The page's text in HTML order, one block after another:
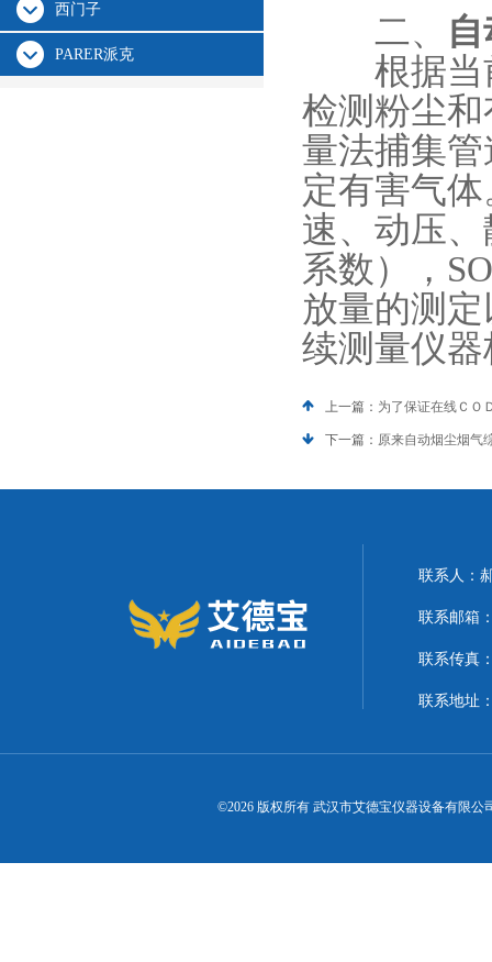
西门子
PARER派克
二、
根据当前
检测粉尘
量法捕集
定有害气
速、动压
系数），
放量的测
续测量仪
上一篇： 为了保证在线ＣＯ
下一篇： 原来自动烟尘烟气
联系人：
联系邮箱
联系传真
联系地址
©2026 版权所有 武汉市艾德宝仪器设备有限公